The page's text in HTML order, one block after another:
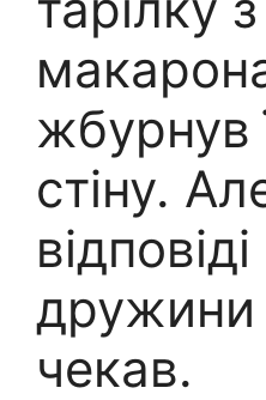
жбурнув
стіну.
відповіді
дружини
чекав.